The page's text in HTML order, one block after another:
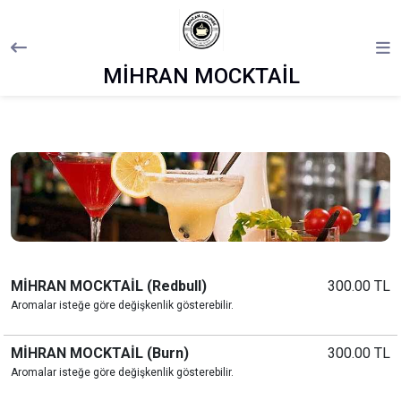
MİHRAN MOCKTAİL
MİHRAN MOCKTAİL (Redbull)
Aromalar isteğe göre değişkenlik gösterebilir.
300.00 TL
MİHRAN MOCKTAİL (Burn)
Aromalar isteğe göre değişkenlik gösterebilir.
300.00 TL